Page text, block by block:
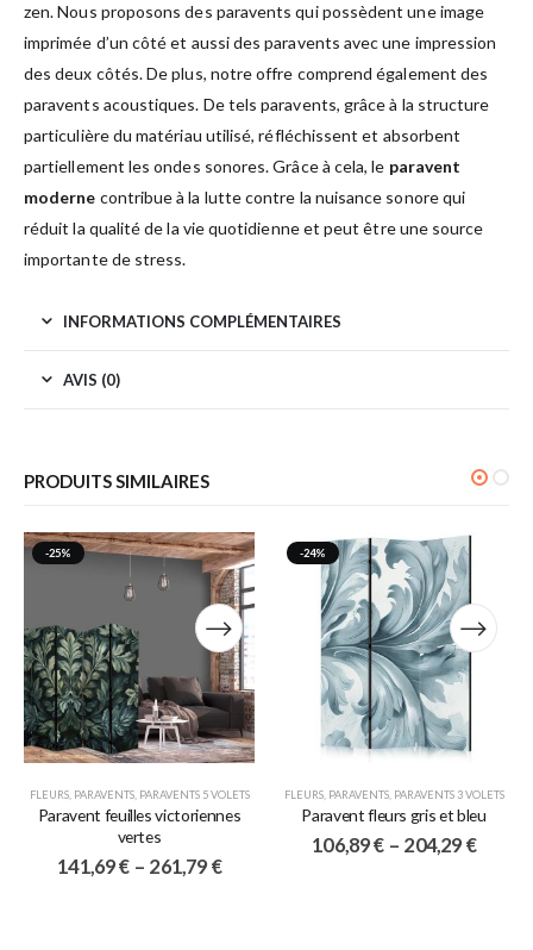
zen. Nous proposons des paravents qui possèdent une image
imprimée d’un côté et aussi des paravents avec une impression
des deux côtés. De plus, notre offre comprend également des
paravents acoustiques. De tels paravents, grâce à la structure
particulière du matériau utilisé, réfléchissent et absorbent
partiellement les ondes sonores. Grâce à cela, le paravent
moderne contribue à la lutte contre la nuisance sonore qui
réduit la qualité de la vie quotidienne et peut être une source
importante de stress.
INFORMATIONS COMPLÉMENTAIRES
AVIS (0)
PRODUITS SIMILAIRES
-25%
FLEURS, PARAVENTS, PARAVENTS 5 VOLETS
Paravent feuilles victoriennes
vertes
141,69€ – 261,79 €
-24%
FLEURS, PARAVENTS, PARAVENTS 3 VOLETS
Paravent fleurs gris et bleu
106,89€ – 204,29 €